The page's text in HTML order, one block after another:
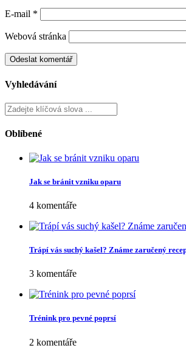
E-mail *
Webová stránka
Vyhledávání
Oblíbené
Jak se bránit vzniku oparu
4 komentáře
Trápí vás suchý kašel? Známe zaručený
3 komentáře
Trénink pro pevné poprsí
2 komentáře